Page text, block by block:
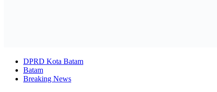
DPRD Kota Batam
Batam
Breaking News